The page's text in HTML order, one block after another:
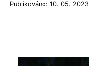
Publikováno: 10. 05. 2023